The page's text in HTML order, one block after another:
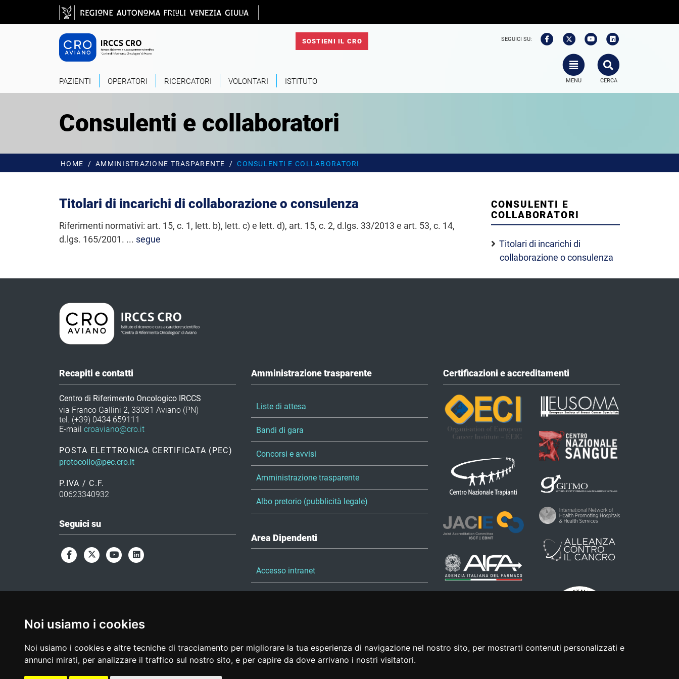
Noi usiamo i cookies
Noi usiamo i cookies e altre tecniche di tracciamento per migliorare la tua esperienza di navigazione nel nostro sito, per mostrarti contenuti personalizzati e
annunci mirati, per analizzare il traffico sul nostro sito, e per capire da dove arrivano i nostri visitatori.
Salta al contenuto principale
SOSTIENI IL CRO SEGUICI SU:
TOGGLE NAVIGATION
MENU
SEARCH
CERCA
PAZIENTI OPERATORI RICERCATORI VOLONTARI ISTITUTO
Consulenti e collaboratori
HOME AMMINISTRAZIONE TRASPARENTE CONSULENTI E COLLABORATORI
CONSULENTI E
COLLABORATORI
Titolari di incarichi di
collaborazione o consulenza
Titolari di incarichi di collaborazione o consulenza
Riferimenti normativi: art. 15, c. 1, lett. b), lett. c) e lett. d), art. 15, c. 2, d.lgs. 33/2013 e art. 53, c. 14,
d.lgs. 165/2001. ... segue
Recapiti e contatti
Centro di Riferimento Oncologico IRCCS
via Franco Gallini 2, 33081 Aviano (PN)
tel. (+39) 0434 659111
E-mail croaviano@cro.it
POSTA ELETTRONICA CERTIFICATA (PEC)
protocollo@pec.cro.it
P.IVA / C.F.
00623340932
Seguici su
Amministrazione trasparente
Liste di attesa
Bandi di gara
Concorsi e avvisi
Amministrazione trasparente
Albo pretorio (pubblicità legale)
Area Dipendenti
Accesso intranet
Certificazioni e accreditamenti